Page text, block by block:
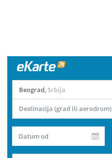
Beograd, Srbija
Destinacija (grad ili aerodrom)
Datum od